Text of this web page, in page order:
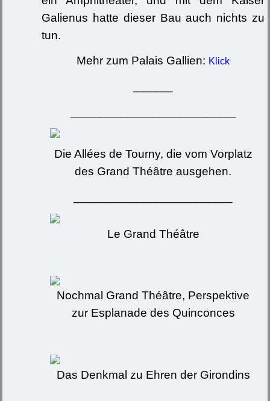
Galienus hatte dieser Bau auch nichts zu
tun.
Mehr zum Palais Gallien: Klick
Die Allées de Tourny, die vom Vorplatz
des Grand Théâtre ausgehen.
Le Grand Théâtre
Nochmal Grand Théâtre, Perspektive
zur Esplanade des Quinconces
Das Denkmal zu Ehren der Girondins